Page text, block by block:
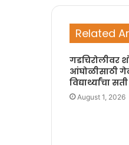
Related
गडचिरोलीवर
आंघोळीसाठी
विद्यार्थ्यांचा
August 1, 2026